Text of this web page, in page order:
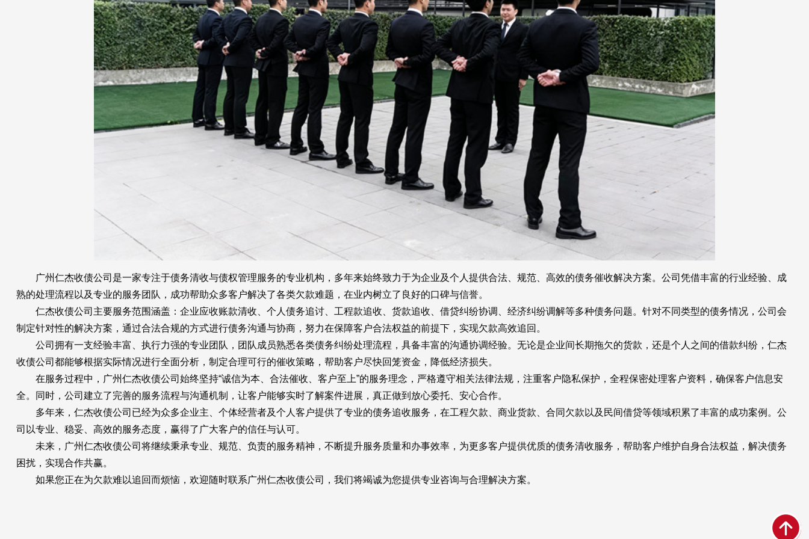
广州仁杰收债公司是一家专注于债务清收与债权管理服务的专业机构，多年来始终致力于为企业及个人提供合法、规范、高效的债务催收解决方案。公司凭借丰富的行业经验、成
熟的处理流程以及专业的服务团队，成功帮助众多客户解决了各类欠款难题，在业内树立了良好的口碑与信誉。
仁杰收债公司主要服务范围涵盖：企业应收账款清收、个人债务追讨、工程款追收、货款追收、借贷纠纷协调、经济纠纷调解等多种债务问题。针对不同类型的债务情况，公司会
制定针对性的解决方案，通过合法合规的方式进行债务沟通与协商，努力在保障客户合法权益的前提下，实现欠款高效追回。
公司拥有一支经验丰富、执行力强的专业团队，团队成员熟悉各类债务纠纷处理流程，具备丰富的沟通协调经验。无论是企业间长期拖欠的货款，还是个人之间的借款纠纷，仁杰
收债公司都能够根据实际情况进行全面分析，制定合理可行的催收策略，帮助客户尽快回笼资金，降低经济损失。
在服务过程中，广州仁杰收债公司始终坚持“诚信为本、合法催收、客户至上”的服务理念，严格遵守相关法律法规，注重客户隐私保护，全程保密处理客户资料，确保客户信息安
全。同时，公司建立了完善的服务流程与沟通机制，让客户能够实时了解案件进展，真正做到放心委托、安心合作。
多年来，仁杰收债公司已经为众多企业主、个体经营者及个人客户提供了专业的债务追收服务，在工程欠款、商业货款、合同欠款以及民间借贷等领域积累了丰富的成功案例。公
司以专业、稳妥、高效的服务态度，赢得了广大客户的信任与认可。
未来，广州仁杰收债公司将继续秉承专业、规范、负责的服务精神，不断提升服务质量和办事效率，为更多客户提供优质的债务清收服务，帮助客户维护自身合法权益，解决债务
困扰，实现合作共赢。
如果您正在为欠款难以追回而烦恼，欢迎随时联系广州仁杰收债公司，我们将竭诚为您提供专业咨询与合理解决方案。